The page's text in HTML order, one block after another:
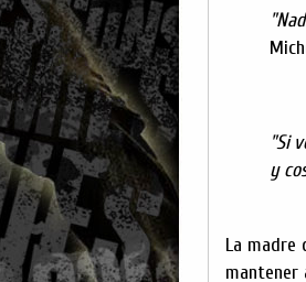
"Si
y
La madre
mantener